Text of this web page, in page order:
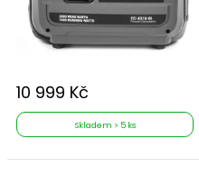
10 999 Kč
Skladem > 5 ks